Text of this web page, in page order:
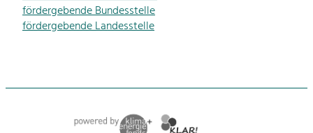
fördergebende Bundesstelle
fördergebende Landesstelle